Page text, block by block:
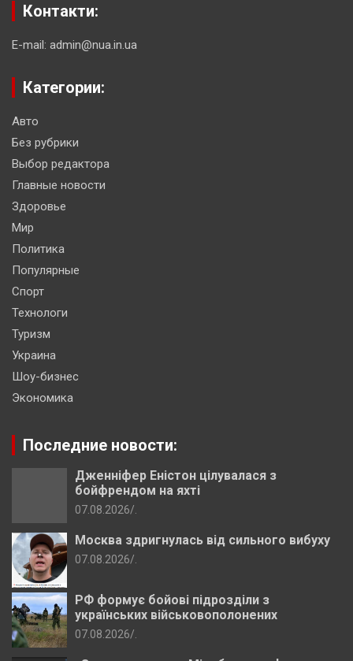
Контакти:
E-mail: admin@nua.in.ua
Категории:
Авто
Без рубрики
Выбор редактора
Главные новости
Здоровье
Мир
Политика
Популярные
Спорт
Технологи
Туризм
Украина
Шоу-бизнес
Экономика
Последние новости:
Дженніфер Еністон цілувалася з
бойфрендом на яхті
07.08.2026
Москва здригнулась від сильного вибуху
07.08.2026
РФ формує бойові підрозділи з
українських військовополонених
07.08.2026